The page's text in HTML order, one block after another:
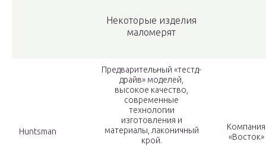
Некоторые изделия
маломерят
Huntsman
Предварительный «тестд-
драйв» моделей,
высокое качество,
современные
технологии
изготовления и
материалы, лаконичный
крой.
Компания
«Восток»